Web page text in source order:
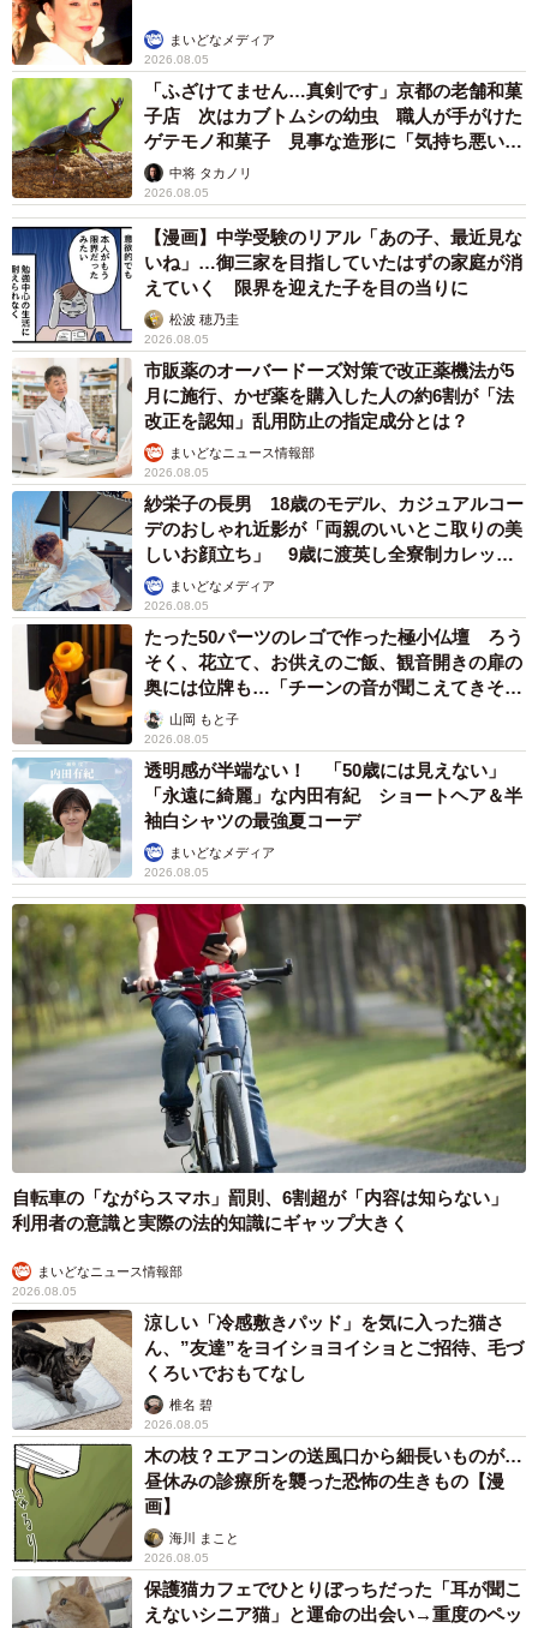
まいどなメディア
2026.08.05
「ふざけてません…真剣です」京都の老舗和菓
子店 次はカブトムシの幼虫 職人が手がけた
ゲテモノ和菓子 見事な造形に「気持ち悪いく
らいリアル」
中将 タカノリ
2026.08.05
【漫画】中学受験のリアル「あの子、最近見な
いね」…御三家を目指していたはずの家庭が消
えていく 限界を迎えた子を目の当りに
松波 穂乃圭
2026.08.05
市販薬のオーバードーズ対策で改正薬機法が5
月に施行、かぜ薬を購入した人の約6割が「法
改正を認知」乱用防止の指定成分とは？
まいどなニュース情報部
2026.08.05
紗栄子の長男 18歳のモデル、カジュアルコー
デのおしゃれ近影が「両親のいいとこ取りの美
しいお顔立ち」 9歳に渡英し全寮制カレッジ
で学ぶまいどなメディア
2026.08.05
たった50パーツのレゴで作った極小仏壇 ろう
そく、花立て、お供えのご飯、観音開きの扉の
奥には位牌も…「チーンの音が聞こえてきそ
う」山岡 もと子
2026.08.05
透明感が半端ない！ 「50歳には見えない」
「永遠に綺麗」な内田有紀 ショートヘア＆半
袖白シャツの最強夏コーデ
まいどなメディア
2026.08.05
自転車の「ながらスマホ」罰則、6割超が「内容は知らない」
利用者の意識と実際の法的知識にギャップ大きく
まいどなニュース情報部
2026.08.05
涼しい「冷感敷きパッド」を気に入った猫さ
ん、”友達”をヨイショヨイショとご招待、毛づ
くろいでおもてなし
椎名 碧
2026.08.05
木の枝？エアコンの送風口から細長いものが…
昼休みの診療所を襲った恐怖の生きもの【漫
画】
海川 まこと
2026.08.05
保護猫カフェでひとりぼっちだった「耳が聞こ
えないシニア猫」と運命の出会い→重度のペッ